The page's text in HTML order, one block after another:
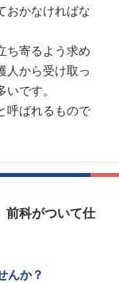
おかなければな
ち寄るよう求め
人から受け取っ
です。
呼ばれるもので
前科がついて仕
んか？